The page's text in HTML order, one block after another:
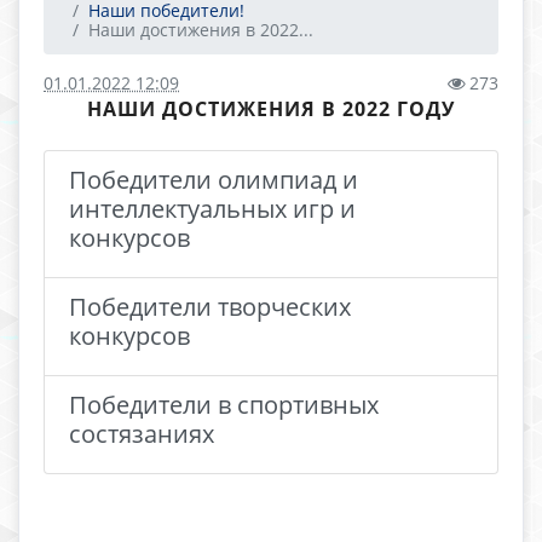
Наши победители!
Наши достижения в 2022...
01.01.2022 12:09 273
НАШИ ДОСТИЖЕНИЯ В 2022 ГОДУ
Победители олимпиад и
интеллектуальных игр и
конкурсов
Победители творческих
конкурсов
Победители в спортивных
состязаниях